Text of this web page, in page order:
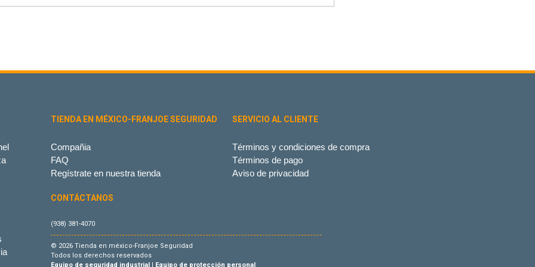
TIENDA EN MÉXICO-FRANJOE SEGURIDAD
Compañia
FAQ
Regístrate en nuestra tienda
SERVICIO AL CLIENTE
Términos y condiciones de compra
Términos de pago
Aviso de privacidad
CONTÁCTANOS
(938) 381-4070
© 2026 Tienda en méxico-Franjoe Seguridad
Todos los derechos reservados
Equipo de seguridad industrial| Equipo de protección personal